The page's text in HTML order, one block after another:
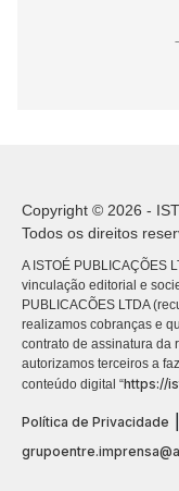
Copyright © 2026 -
Todos os direitos
A ISTOÉ PUBLICAÇÕES
vinculação editorial e
PUBLICACÕES LTDA
realizamos cobranças e
contrato de assinatura da
autorizamos terceiros a
conteúdo digital “https://
Política de Privacidade